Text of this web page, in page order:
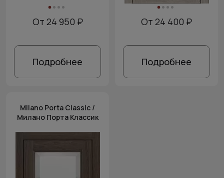
От 24 950 ₽
Подробнее
От 24 400 ₽
Подробнее
Milano Porta Classic /
Милано Порта Классик